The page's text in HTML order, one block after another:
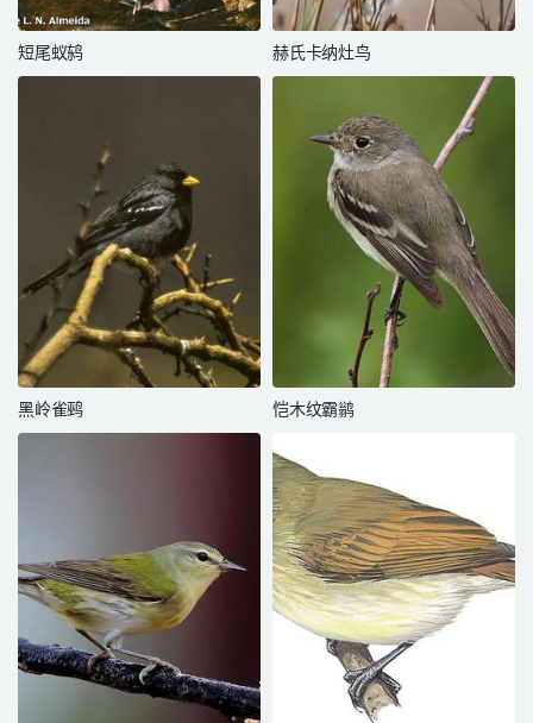
短尾蚁鸫 赫氏卡纳灶鸟
黑岭雀鹀 恺木纹霸鹟